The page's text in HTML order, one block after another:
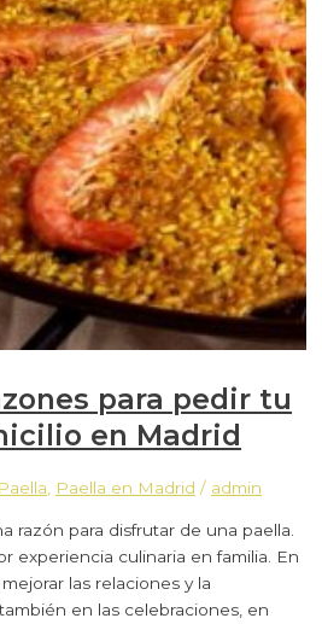
para pedir tu
en Madrid
Paella, Paella en Madrid / admin
razón para disfrutar de una paella.
experiencia culinaria en familia. En
las relaciones y la
en las celebraciones, en